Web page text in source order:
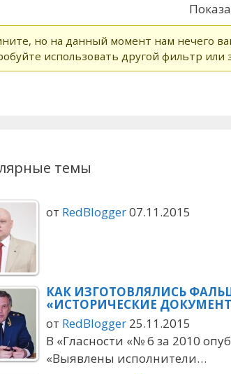
но на данный момент нам нечего
использовать другой фильтр или
темы
от RedBlogger07.11.2015
КАК ИЗГОТОВЛЯЛИСЬ
«ИСТОРИЧЕСКИЕ
от RedBlogger 25.11.2015
В «Гласности «№ 6 за 2010
«Выявлены исполнители…